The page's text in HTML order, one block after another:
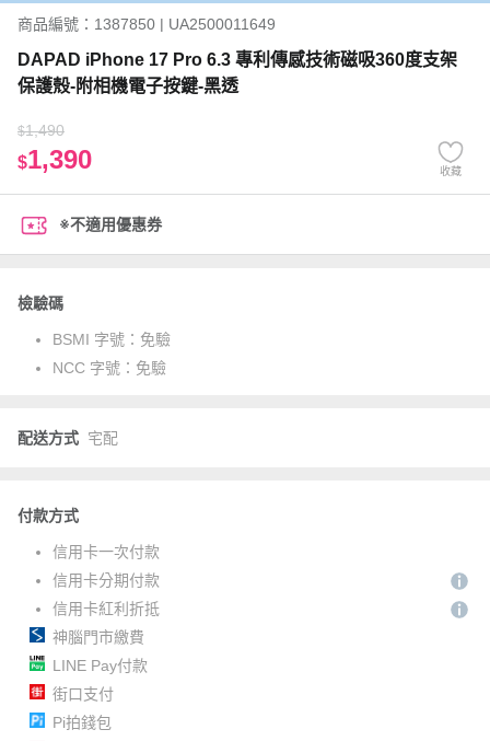
商品編號：1387850 | UA2500011649
DAPAD iPhone 17 Pro 6.3 專利傳感技術磁吸360度支架
保護殼-附相機電子按鍵-黑透
$1,490
$1,390 收藏
※不適用優惠券
檢驗碼
BSMI 字號： 免驗
NCC 字號： 免驗
配送方式 宅配
付款方式
信用卡一次付款
信用卡分期付款
信用卡紅利折抵
神腦門市繳費
LINE Pay付款
街口支付
Pi拍錢包